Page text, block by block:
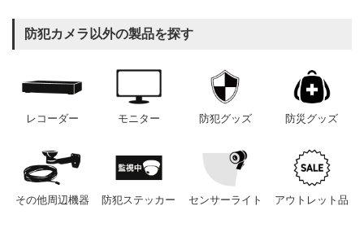
防犯カメラ以外の製品を探す
レコーダー モニター 防犯グッズ 防災グッズ
その他周辺機器 防犯ステッカー センサーライト アウトレット品